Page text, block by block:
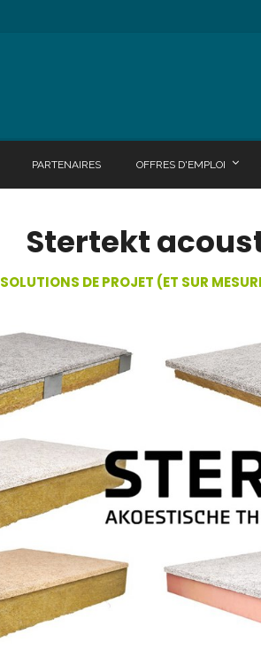
PARTENAIRES OFFRES D'EMPLOI
Stertekt
SOLUTIONS DE PROJET (ET SUR